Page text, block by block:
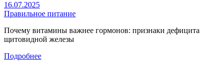
16.07.2025
Правильное питание
Почему витамины важнее гормонов: признаки дефицита
щитовидной железы
Подробнее